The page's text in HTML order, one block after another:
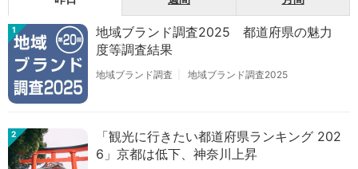
1
地域ブランド調査2025 都道府県の魅力
度等調査結果
地域ブランド調査 地域ブランド調査2025
2
「観光に行きたい都道府県ランキング 202
6」京都は低下、神奈川上昇